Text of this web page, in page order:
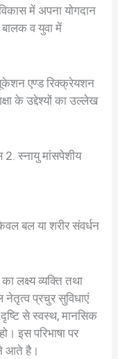
में अपना योगदान
व युवा में
एण्ड रिक्क्रेयशन
के उद्देश्यों का उल्लेख
2. स्नायु मांसपेशीय
बल या शरीर संवर्धन
लक्ष्य व्यक्ति तथा
नेतृत्व प्रचुर सुविधाएं
से स्वस्थ, मानसिक
इस परिभाषा पर
आते है।